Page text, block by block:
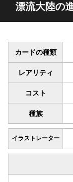
漂流大陸の
カードの種類
レアリティ
コスト
種族
イラストレーター